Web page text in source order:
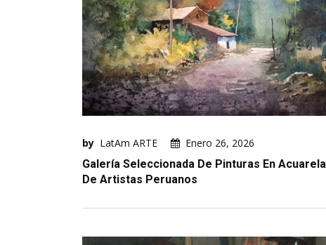
by LatAm ARTE
Enero 26, 2026
Galería Seleccionada De Pinturas En Acuarela
De Artistas Peruanos